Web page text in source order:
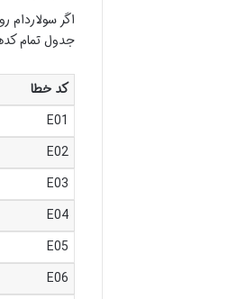
جدول تمام
کد خطا
E01
E02
E03
E04
E05
E06